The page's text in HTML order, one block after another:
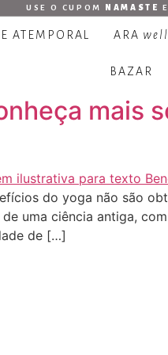
USE O CUPOM NAMASTE
ATEMPORAL ARA
BAZAR
mais
do yoga não são
uma ciência antiga,
de […]